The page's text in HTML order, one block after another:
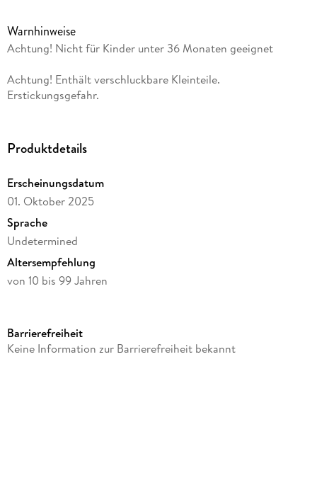
SteinenBaut in Zweierteams abstrakte LEGO®-
MiniaturmodelleImmer wieder neuer Spaß durch 92
verschiedene LEGO®-ModelleNoch mehr Herausforderung
durch 20 Challenge-Karten
Warnhinweise
Achtung! Nicht für Kinder unter 36 Monaten geeignet
Achtung! Enthält verschluckbare Kleinteile.
Erstickungsgefahr.
Produktdetails
Erscheinungsdatum
01. Oktober 2025
Sprache
Undetermined
Altersempfehlung
von 10 bis 99 Jahren
Verlag/Hersteller
Barrierefreiheit
Keine Information zur Barrierefreiheit bekannt